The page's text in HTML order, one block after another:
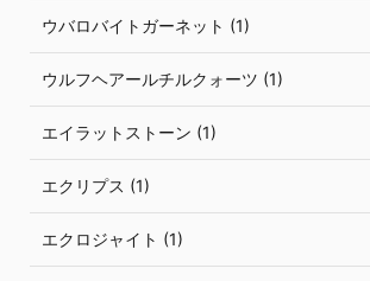
ウバロバイトガーネット (1)
ウルフヘアールチルクォーツ (1)
エイラットストーン (1)
エクリプス (1)
エクロジャイト (1)